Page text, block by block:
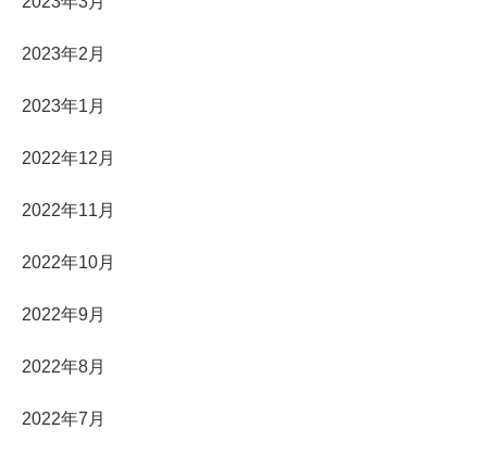
2023年2月
2023年1月
2022年12月
2022年11月
2022年10月
2022年9月
2022年8月
2022年7月